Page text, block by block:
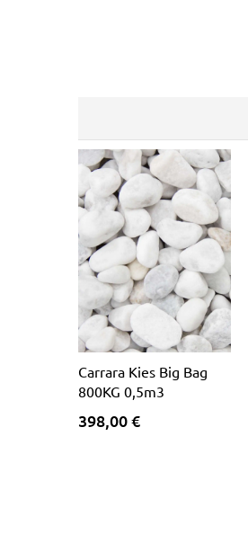
Carrara Kies Big Bag
800KG 0,5m3
398,00 €